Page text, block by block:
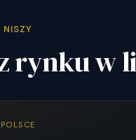
NISZY
rynku w